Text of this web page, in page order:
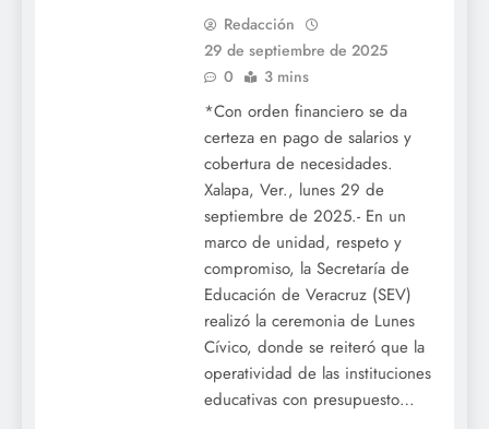
Redacción
29 de septiembre de 2025
0
3 mins
*Con orden financiero se da
certeza en pago de salarios y
cobertura de necesidades.
Xalapa, Ver., lunes 29 de
septiembre de 2025.- En un
marco de unidad, respeto y
compromiso, la Secretaría de
Educación de Veracruz (SEV)
realizó la ceremonia de Lunes
Cívico, donde se reiteró que la
operatividad de las instituciones
educativas con presupuesto…